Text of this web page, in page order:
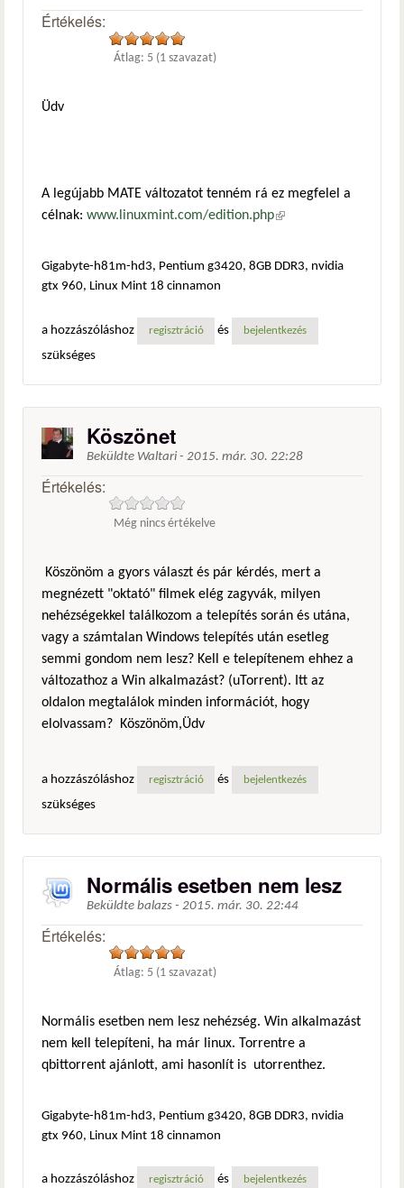
Értékelés:
Átlag: 5 (1 szavazat)
Üdv
A legújabb MATE változatot tenném rá ez megfelel a
célnak: www.linuxmint.com/edition.php(külső hivatkozás)
Gigabyte-h81m-hd3, Pentium g3420, 8GB DDR3, nvidia
gtx 960, Linux Mint 18 cinnamon
a hozzászóláshoz regisztráció és bejelentkezés
szükséges
Köszönet
Beküldte Waltari - 2015. már. 30. 22:28
Értékelés:
Még nincs értékelve
Köszönöm a gyors választ és pár kérdés, mert a
megnézett "oktató" filmek elég zagyvák, milyen
nehézségekkel találkozom a telepítés során és utána,
vagy a számtalan Windows telepítés után esetleg
semmi gondom nem lesz? Kell e telepítenem ehhez a
változathoz a Win alkalmazást? (uTorrent). Itt az
oldalon megtalálok minden információt, hogy
elolvassam? Köszönöm,Üdv
a hozzászóláshoz regisztráció és bejelentkezés
szükséges
Normális esetben nem lesz
Beküldte balazs - 2015. már. 30. 22:44
Értékelés:
Átlag: 5 (1 szavazat)
Normális esetben nem lesz nehézség. Win alkalmazást
nem kell telepíteni, ha már linux. Torrentre a
qbittorrent ajánlott, ami hasonlít is utorrenthez.
Gigabyte-h81m-hd3, Pentium g3420, 8GB DDR3, nvidia
gtx 960, Linux Mint 18 cinnamon
a hozzászóláshoz regisztráció és bejelentkezés